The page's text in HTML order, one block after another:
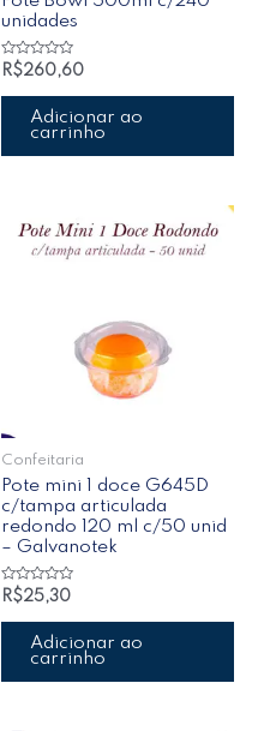
unidades
Avaliação
de
R$260,60
Adicionar ao
carrinho
Confeitaria
Pote mini 1 doce G645D
c/tampa articulada
redondo 120 ml c/50 unid
– Galvanotek
Avaliação
de
R$25,30
Adicionar ao
carrinho